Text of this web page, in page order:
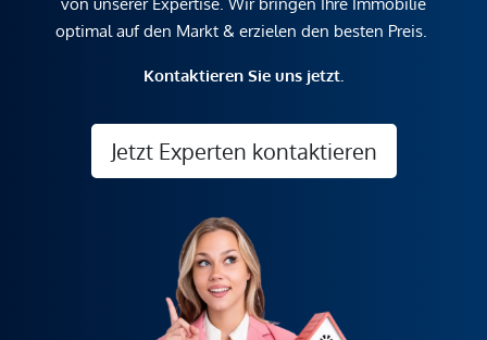
optimal auf den Markt & erzielen den besten Preis.
Kontaktieren Sie uns jetzt.
Jetzt Experten kontaktieren